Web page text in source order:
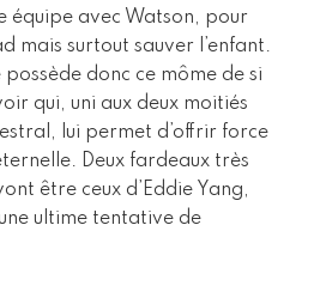
équipe avec Watson, pour
mais surtout sauver l’enfant.
possède donc ce môme de si
qui, uni aux deux moitiés
lui permet d’offrir force
Deux fardeaux très
être ceux d’Eddie Yang,
ultime tentative de